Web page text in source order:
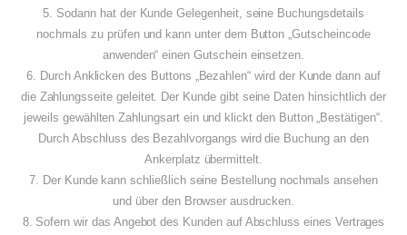
5. Sodann hat der Kunde Gelegenheit, seine Buchungsdetails
nochmals zu prüfen und kann unter dem Button „Gutscheincode
anwenden“ einen Gutschein einsetzen.
6. Durch Anklicken des Buttons „Bezahlen“ wird der Kunde dann auf
die Zahlungsseite geleitet. Der Kunde gibt seine Daten hinsichtlich der
jeweils gewählten Zahlungsart ein und klickt den Button „Bestätigen“.
Durch Abschluss des Bezahlvorgangs wird die Buchung an den
Ankerplatz übermittelt.
7. Der Kunde kann schließlich seine Bestellung nochmals ansehen
und über den Browser ausdrucken.
8. Sofern wir das Angebot des Kunden auf Abschluss eines Vertrages